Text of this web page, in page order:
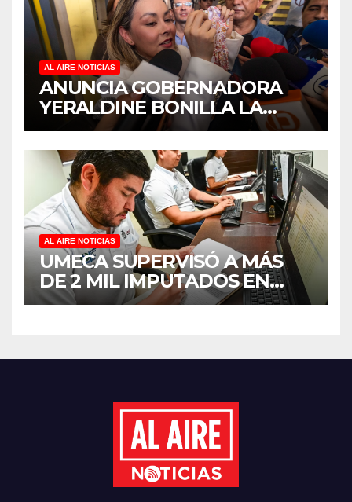
DEL CICLO ESCOLAR 2026-
2027
AL AIRE NOTICIAS
ANUNCIA GOBERNADORA
YERALDINE BONILLA LA
REAPERTURA DEL
PROGRAMA “PONTE AL
CORRIENTE” PARA APOYAR
LA ECONOMÍA FAMILIAR EN
SINALOA
AL AIRE NOTICIAS
UMECA SUPERVISÓ A MÁS
DE 2 MIL IMPUTADOS EN
SINALOA DURANTE EL